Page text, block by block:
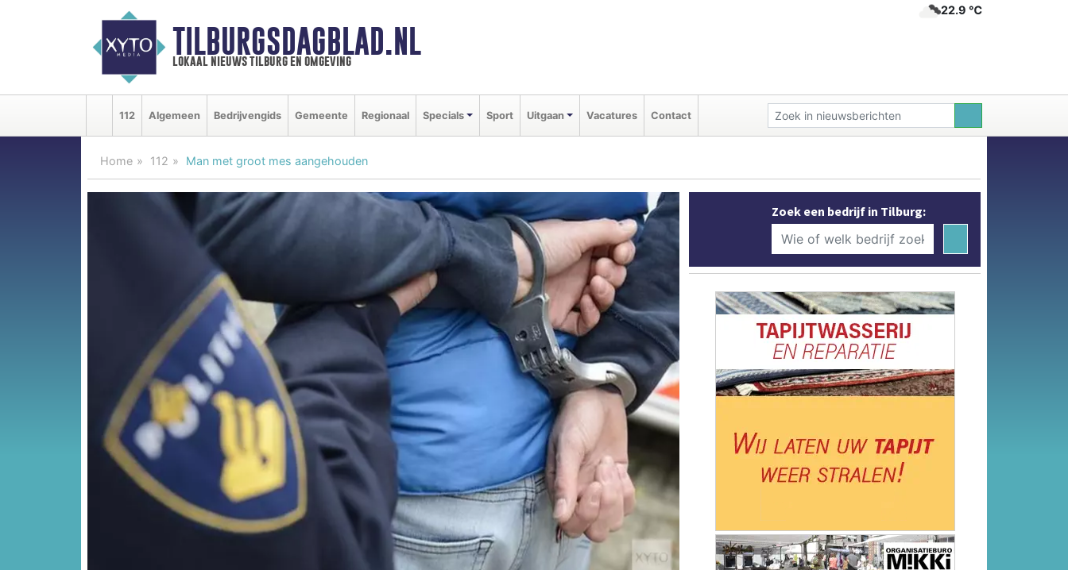
TILBURGSDAGBLAD.NL
lokaal nieuws tilburg en omgeving
22.9 ℃
112 Algemeen Bedrijvengids Gemeente Regionaal Specials Sport Uitgaan Vacatures Contact
Home 112 Man met groot mes aangehouden
Zoek een bedrijf in Tilburg: